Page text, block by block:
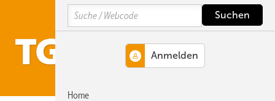
Hauptinhalt
Hauptmenü
SiteSearch
Search
Home